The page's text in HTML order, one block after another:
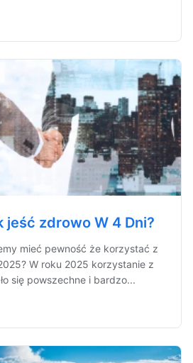
jeść zdrowo W 4 Dni?
mieć pewność że korzystać z
W roku 2025 korzystanie z
się powszechne i bardzo...